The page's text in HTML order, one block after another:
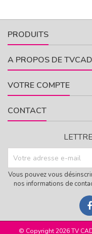
PRODUITS
A PROPOS DE
VOTRE COMPTE
CONTACT
Vous pouvez vous
nos informations de
© Copyright 2026 TV